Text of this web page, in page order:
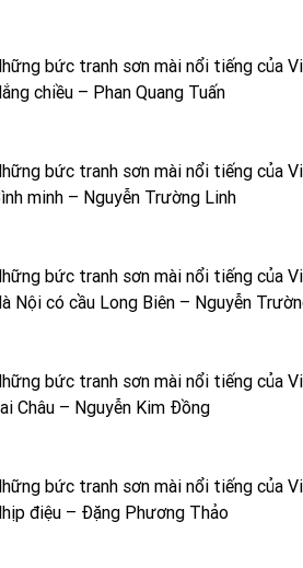
bức tranh sơn mài nổi tiếng của
chiều – Phan Quang Tuấn
bức tranh sơn mài nổi tiếng của
minh – Nguyễn Trường Linh
bức tranh sơn mài nổi tiếng của
Nội có cầu Long Biên – Nguyễn
bức tranh sơn mài nổi tiếng của
Châu – Nguyễn Kim Đồng
bức tranh sơn mài nổi tiếng của
điệu – Đặng Phương Thảo